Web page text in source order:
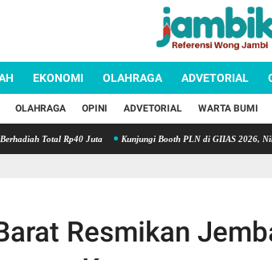
EKONOMI OLAHRAGA ADVETORIAL
OLAHRAGA OPINI ADVETORIAL WARTA BUMI
Total Rp40 Juta Kunjungi Booth PLN di GIIAS 2026, Nikmati
Resmikan